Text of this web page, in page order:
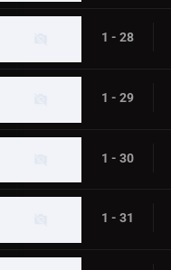
1 - 28
1 - 29
1 - 30
1 - 31